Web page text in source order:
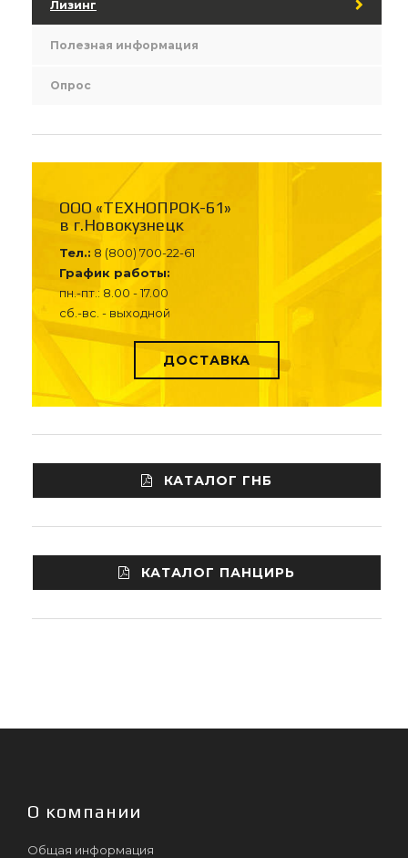
Лизинг
Полезная информация
Опрос
ООО «ТЕХНОПРОК-61»
в г.Новокузнецк
Тел.: 8 (800) 700-22-61
График работы:
пн.-пт.: 8.00 - 17.00
сб.-вс. - выходной
ДОСТАВКА
КАТАЛОГ ГНБ
КАТАЛОГ ПАНЦИРЬ
О компании
Общая информация